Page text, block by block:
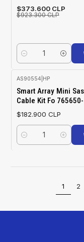
$373.600 CLP
$923.300 CLP
Cantidad
AS90554 HP
Smart Array Mini Sas
Cable Kit Fo 765650-
$182.900 CLP
Cantidad
1 2